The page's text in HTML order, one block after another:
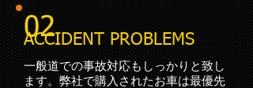
02
ACCIDENT PROBLEMS
一般道での事故対応もしっかりと致し
ます。弊社で購入されたお車は最優先